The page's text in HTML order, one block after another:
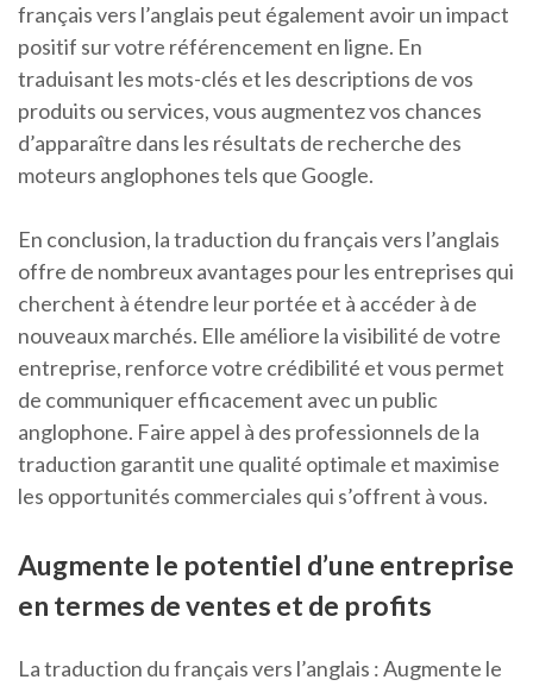
français vers l’anglais peut également avoir un impact
positif sur votre référencement en ligne. En
traduisant les mots-clés et les descriptions de vos
produits ou services, vous augmentez vos chances
d’apparaître dans les résultats de recherche des
moteurs anglophones tels que Google.
En conclusion, la traduction du français vers l’anglais
offre de nombreux avantages pour les entreprises qui
cherchent à étendre leur portée et à accéder à de
nouveaux marchés. Elle améliore la visibilité de votre
entreprise, renforce votre crédibilité et vous permet
de communiquer efficacement avec un public
anglophone. Faire appel à des professionnels de la
traduction garantit une qualité optimale et maximise
les opportunités commerciales qui s’offrent à vous.
Augmente le potentiel d’une entreprise
en termes de ventes et de profits
La traduction du français vers l’anglais : Augmente le